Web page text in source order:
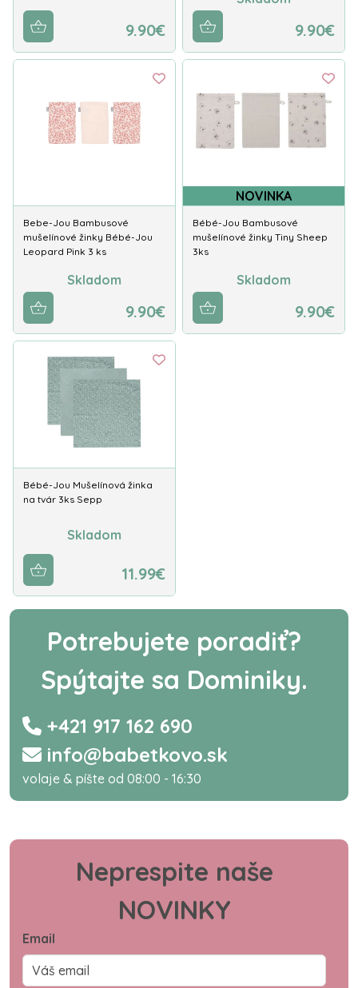
9.90€ 9.90€
Bebe-Jou Bambusové
mušelínové žinky Bébé-Jou
Leopard Pink 3 ks
Skladom
9.90€
NOVINKA
Bébé-Jou Bambusové
mušelínové žinky Tiny Sheep
3ks
Skladom
9.90€
Bébé-Jou Mušelínová žinka
na tvár 3ks Sepp
Skladom
11.99€
Potrebujete poradiť?
Spýtajte sa Dominiky.
+421 917 162 690
info@babetkovo.sk
volaje & píšte od 08:00 - 16:30
Neprespite naše
NOVINKY
Email